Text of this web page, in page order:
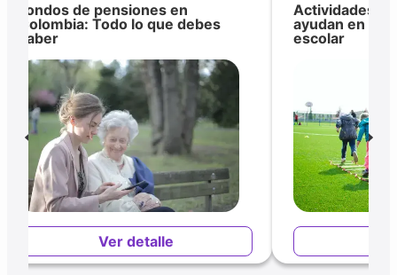
Fondos de pensiones en
Colombia: Todo lo que debes
saber
Ver detalle
Actividades
ayudan en su
escolar